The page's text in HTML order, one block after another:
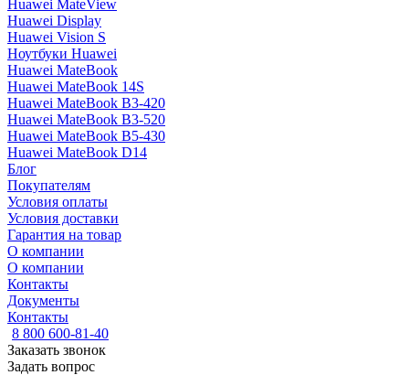
Huawei MateView
Huawei Display
Huawei Vision S
Ноутбуки Huawei
Huawei MateBook
Huawei MateBook 14S
Huawei MateBook B3-420
Huawei MateBook B3-520
Huawei MateBook B5-430
Huawei MateBook D14
Блог
Покупателям
Условия оплаты
Условия доставки
Гарантия на товар
О компании
О компании
Контакты
Документы
Контакты
8 800 600-81-40
Заказать звонок
Задать вопрос